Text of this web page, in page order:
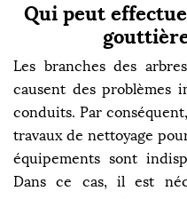
Qui peut
Les branches des
causent des problèmes
conduits. Par
travaux de nettoyage
équipements sont
Dans ce cas, il est